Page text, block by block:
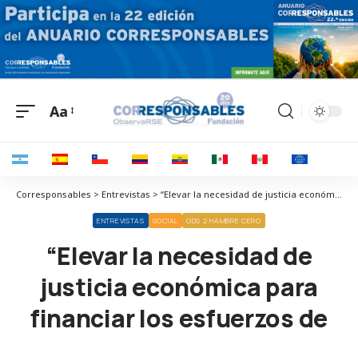
Aa
Corresponsables > Entrevistas > “Elevar la necesidad de justicia económica para financiar los esfuerzos de resiliencia y justicia climática”
ENTREVISTAS SOCIAL ODS 2 HAMBRE CERO
“Elevar la necesidad de
justicia económica para
financiar los esfuerzos de